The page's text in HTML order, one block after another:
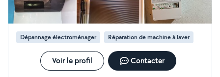
Dépannage électroménager Réparation de machine à laver
Voir le profil Contacter